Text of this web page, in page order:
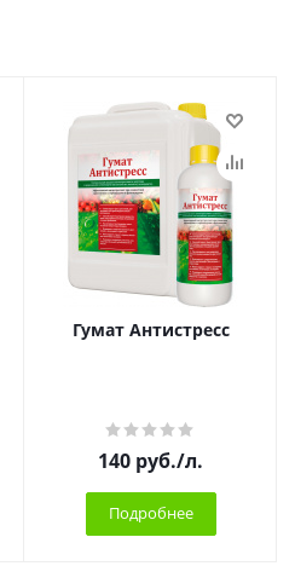
Гумат Антистресс
140 руб./л.
Подробнее